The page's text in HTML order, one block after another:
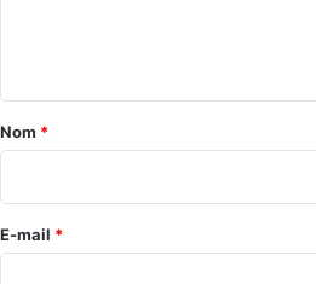
a
i
r
e
Nom *
E-mail *